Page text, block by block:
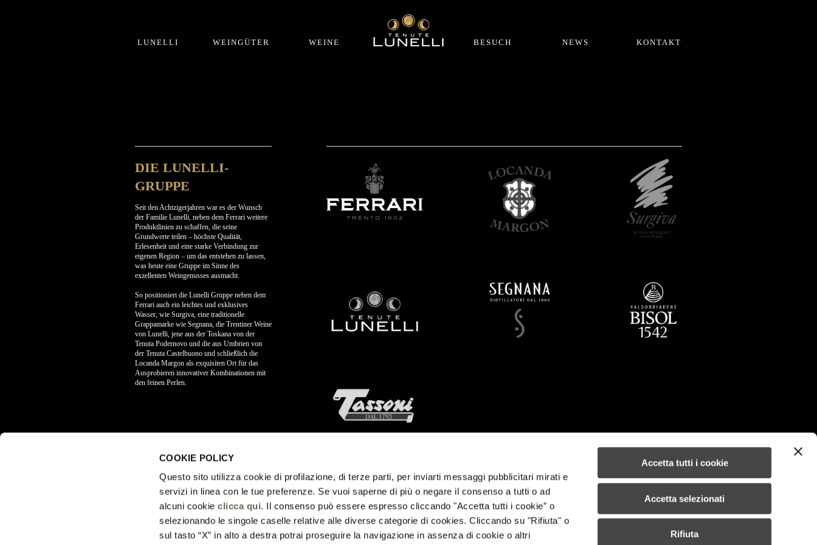
COOKIE POLICY
Questo sito utilizza cookie di profilazione, di terze parti, per inviarti messaggi pubblicitari mirati e
servizi in linea con le tue preferenze. Se vuoi saperne di più o negare il consenso a tutti o ad
alcuni cookieclicca qui. Il consenso può essere espresso cliccando "Accetta tutti i cookie” o
selezionando le singole caselle relative alle diverse categorie di cookies. Cliccando su "Rifiuta" o
sul tasto “X” in alto a destra potrai proseguire la navigazione in assenza di cookie o altri
Accetta tutti i cookie
Accetta selezionati
Rifiuta
LUNELLI WEINGÜTER WEINE BESUCH NEWS KONTAKT
DIE LUNELLI-
GRUPPE
Seit den Achtzigerjahren war es der Wunsch
der Familie Lunelli, neben dem Ferrari weitere
Produktlinien zu schaffen, die seine
Grundwerte teilen – höchste Qualität,
Erlesenheit und eine starke Verbindung zur
eigenen Region – um das entstehen zu lassen,
was heute eine Gruppe im Sinne des
exzellenten Weingenusses ausmacht.
So positioniert die Lunelli Gruppe neben dem
Ferrari auch ein leichtes und exklusives
Wasser, wie Surgiva, eine traditionelle
Grappamarke wie Segnana, die Trentiner Weine
von Lunelli, jene aus der Toskana von der
Tenuta Podernovo und die aus Umbrien von
der Tenuta Castelbuono und schließlich die
Locanda Margon als exquisiten Ort für das
Ausprobieren innovativer Kombinationen mit
den feinen Perlen.